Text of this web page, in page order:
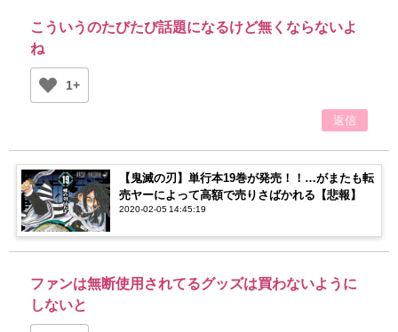
こういうのたびたび話題になるけど無くならないよ
ね
1+
返信
【鬼滅の刃】単行本19巻が発売！！…がまたも転
売ヤーによって高額で売りさばかれる【悲報】
2020-02-05 14:45:19
ファンは無断使用されてるグッズは買わないように
しないと